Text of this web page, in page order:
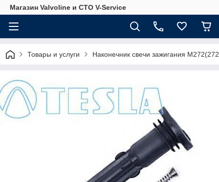
Магазин Valvoline и СТО V-Service
Товары и услуги Наконечник свечи зажигания